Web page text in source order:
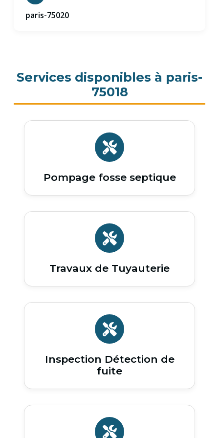
paris-75020
Services disponibles à paris-
75018
Pompage fosse septique
Travaux de Tuyauterie
Inspection Détection de
fuite